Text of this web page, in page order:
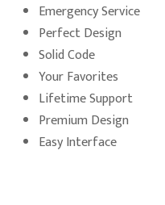
Emergency Service
Perfect Design
Solid Code
Your Favorites
Lifetime Support
Premium Design
Easy Interface